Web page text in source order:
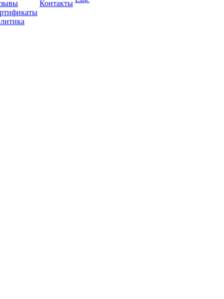
Контакты